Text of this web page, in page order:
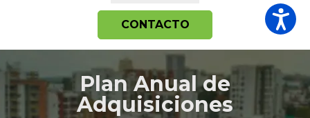
CONTACTO
Plan Anual de
Adquisiciones